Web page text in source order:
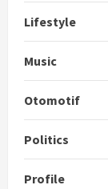
Lifestyle
Music
Otomotif
Politics
Profile